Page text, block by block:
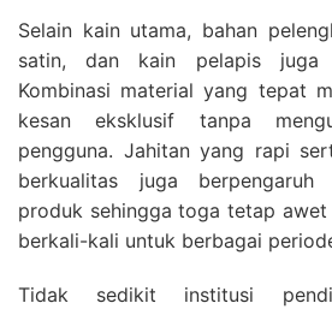
Selain kain utama, bahan
satin, dan kain pelapis juga
Kombinasi material yang tepat
kesan eksklusif tanpa
pengguna. Jahitan yang rapi
berkualitas juga berpengaruh
produk sehingga toga tetap awet
berkali-kali untuk berbagai
Tidak sedikit institusi